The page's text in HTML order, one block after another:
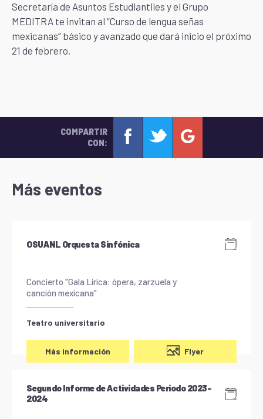
Secretaría de Asuntos Estudiantiles y el Grupo
MEDITRA te invitan al “Curso de lengua señas
mexicanas” básico y avanzado que dará inicio el próximo
21 de febrero.
COMPARTIR
CON:
Más eventos
OSUANL Orquesta Sinfónica
Concierto "Gala Lírica: ópera, zarzuela y
canción mexicana"
Teatro universitario
Más información Flyer
Segundo Informe de Actividades Periodo 2023-
2024